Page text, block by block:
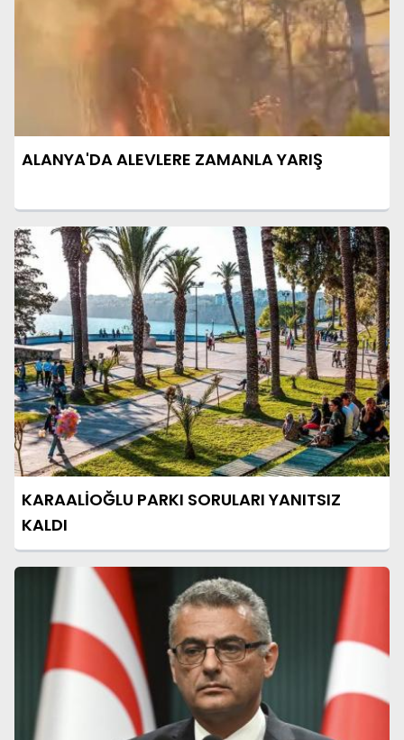
ALANYA'DA ALEVLERE ZAMANLA YARIŞ
KARAALİOĞLU PARKI SORULARI YANITSIZ
KALDI